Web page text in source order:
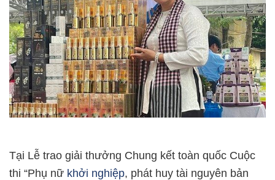
Tại Lễ trao giải thưởng Chung kết toàn quốc Cuộc
thi “Phụ nữ khởi nghiệp, phát huy tài nguyên bản